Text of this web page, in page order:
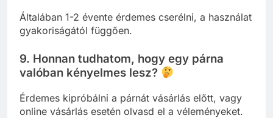
Általában 1-2 évente érdemes cserélni, a használat
gyakoriságától függően.
9. Honnan tudhatom, hogy egy párna
valóban kényelmes lesz?
Érdemes kipróbálni a párnát vásárlás előtt, vagy
online vásárlás esetén olvasd el a véleményeket.